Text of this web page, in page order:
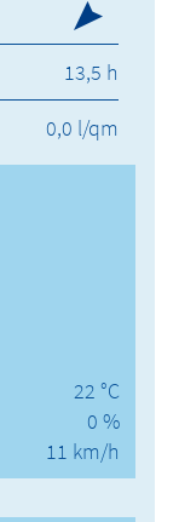
13,5 h
0,0 l/qm
22 °C
0 %
11 km/h